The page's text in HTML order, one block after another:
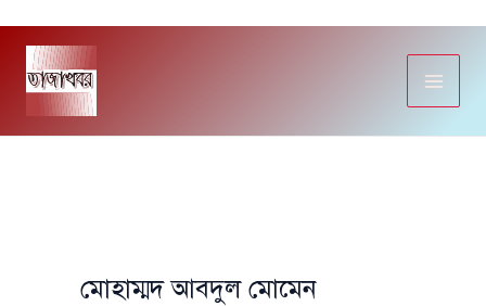
Skip
content
মোহাম্মদ আবদুল মোমেন